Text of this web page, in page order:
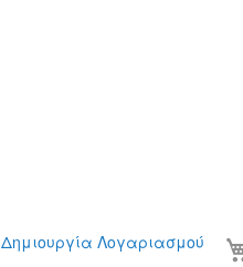
Δημιουργία Λογαριασμού